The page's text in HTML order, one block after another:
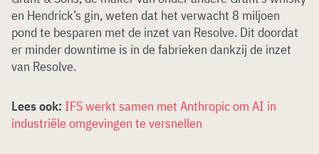
en Hendrick’s gin, weten dat het verwacht 8 miljoen
pond te besparen met de inzet van Resolve. Dit doordat
er minder downtime is in de fabrieken dankzij de inzet
van Resolve.
Lees ook: IFS werkt samen met Anthropic om AI in
industriële omgevingen te versnellen